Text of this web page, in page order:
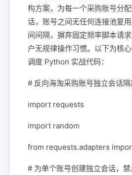
构方案，为每一个采购账号分
话，账号之间无任何连接池复
间间隔，摒弃固定频率脚本请
户无规律操作习惯。以下为核
调度 Python 实战代码：
# 反向海淘采购账号独立会话
import requests
import random
from requests.adapters
# 为单个账号创建独立会话，